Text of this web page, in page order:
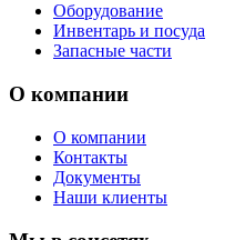
Оборудование
Инвентарь и посуда
Запасные части
О компании
О компании
Контакты
Документы
Наши клиенты